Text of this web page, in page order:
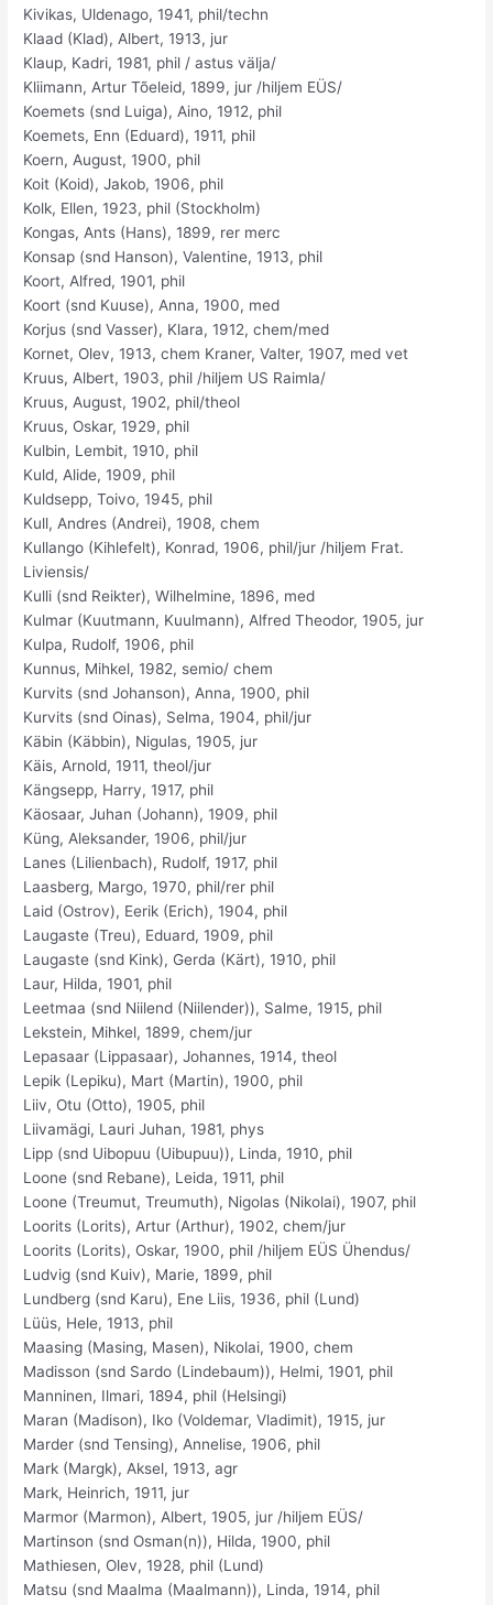
Kivikas, Uldenago, 1941, phil/techn
Klaad (Klad), Albert, 1913, jur
Klaup, Kadri, 1981, phil / astus välja/
Kliimann, Artur Tõeleid, 1899, jur /hiljem EÜS/
Koemets (snd Luiga), Aino, 1912, phil
Koemets, Enn (Eduard), 1911, phil
Koern, August, 1900, phil
Koit (Koid), Jakob, 1906, phil
Kolk, Ellen, 1923, phil (Stockholm)
Kongas, Ants (Hans), 1899, rer merc
Konsap (snd Hanson), Valentine, 1913, phil
Koort, Alfred, 1901, phil
Koort (snd Kuuse), Anna, 1900, med
Korjus (snd Vasser), Klara, 1912, chem/med
Kornet, Olev, 1913, chem Kraner, Valter, 1907, med vet
Kruus, Albert, 1903, phil /hiljem US Raimla/
Kruus, August, 1902, phil/theol
Kruus, Oskar, 1929, phil
Kulbin, Lembit, 1910, phil
Kuld, Alide, 1909, phil
Kuldsepp, Toivo, 1945, phil
Kull, Andres (Andrei), 1908, chem
Kullango (Kihlefelt), Konrad, 1906, phil/jur /hiljem Frat.
Liviensis/
Kulli (snd Reikter), Wilhelmine, 1896, med
Kulmar (Kuutmann, Kuulmann), Alfred Theodor, 1905, jur
Kulpa, Rudolf, 1906, phil
Kunnus, Mihkel, 1982, semio/ chem
Kurvits (snd Johanson), Anna, 1900, phil
Kurvits (snd Oinas), Selma, 1904, phil/jur
Käbin (Käbbin), Nigulas, 1905, jur
Käis, Arnold, 1911, theol/jur
Kängsepp, Harry, 1917, phil
Käosaar, Juhan (Johann), 1909, phil
Küng, Aleksander, 1906, phil/jur
Lanes (Lilienbach), Rudolf, 1917, phil
Laasberg, Margo, 1970, phil/rer phil
Laid (Ostrov), Eerik (Erich), 1904, phil
Laugaste (Treu), Eduard, 1909, phil
Laugaste (snd Kink), Gerda (Kärt), 1910, phil
Laur, Hilda, 1901, phil
Leetmaa (snd Niilend (Niilender)), Salme, 1915, phil
Lekstein, Mihkel, 1899, chem/jur
Lepasaar (Lippasaar), Johannes, 1914, theol
Lepik (Lepiku), Mart (Martin), 1900, phil
Liiv, Otu (Otto), 1905, phil
Liivamägi, Lauri Juhan, 1981, phys
Lipp (snd Uibopuu (Uibupuu)), Linda, 1910, phil
Loone (snd Rebane), Leida, 1911, phil
Loone (Treumut, Treumuth), Nigolas (Nikolai), 1907, phil
Loorits (Lorits), Artur (Arthur), 1902, chem/jur
Loorits (Lorits), Oskar, 1900, phil /hiljem EÜS Ühendus/
Ludvig (snd Kuiv), Marie, 1899, phil
Lundberg (snd Karu), Ene Liis, 1936, phil (Lund)
Lüüs, Hele, 1913, phil
Maasing (Masing, Masen), Nikolai, 1900, chem
Madisson (snd Sardo (Lindebaum)), Helmi, 1901, phil
Manninen, Ilmari, 1894, phil (Helsingi)
Maran (Madison), Iko (Voldemar, Vladimit), 1915, jur
Marder (snd Tensing), Annelise, 1906, phil
Mark (Margk), Aksel, 1913, agr
Mark, Heinrich, 1911, jur
Marmor (Marmon), Albert, 1905, jur /hiljem EÜS/
Martinson (snd Osman(n)), Hilda, 1900, phil
Mathiesen, Olev, 1928, phil (Lund)
Matsu (snd Maalma (Maalmann)), Linda, 1914, phil